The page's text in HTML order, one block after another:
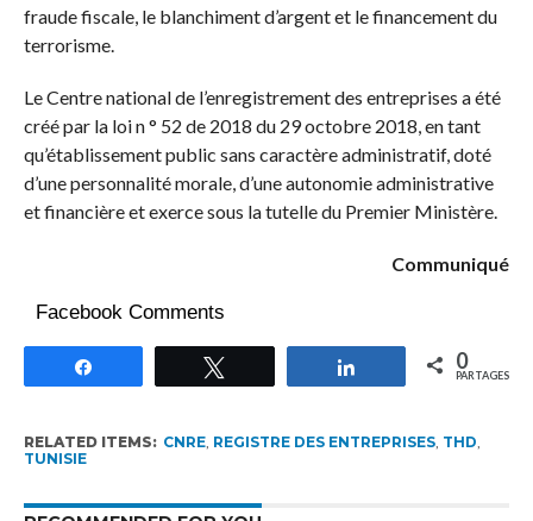
fraude fiscale, le blanchiment d’argent et le financement du
terrorisme.
Le Centre national de l’enregistrement des entreprises a été
créé par la loi n ° 52 de 2018 du 29 octobre 2018, en tant
qu’établissement public sans caractère administratif, doté
d’une personnalité morale, d’une autonomie administrative
et financière et exerce sous la tutelle du Premier Ministère.
Communiqué
Facebook Comments
Partagez 0
PARTAGES
RELATED ITEMS: CNRE, REGISTRE DES ENTREPRISES, THD,
TUNISIE